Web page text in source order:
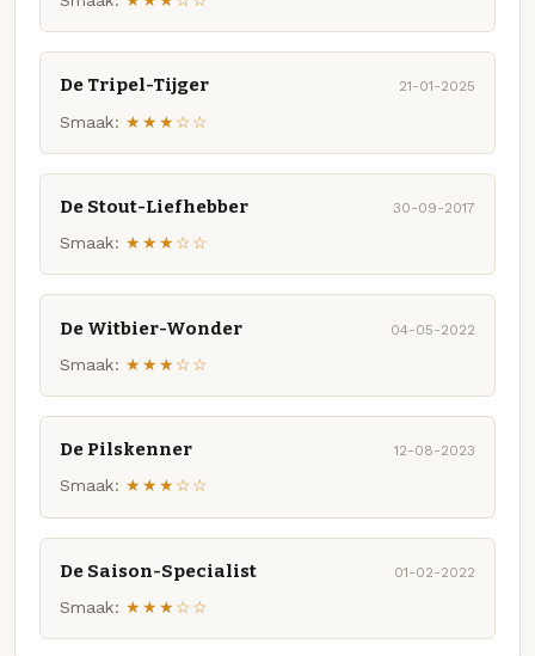
De Tripel-Tijger 21-01-2025
Smaak: ★★★☆☆
De Stout-Liefhebber 30-09-2017
Smaak: ★★★☆☆
De Witbier-Wonder 04-05-2022
Smaak: ★★★☆☆
De Pilskenner 12-08-2023
Smaak: ★★★☆☆
De Saison-Specialist 01-02-2022
Smaak: ★★★☆☆